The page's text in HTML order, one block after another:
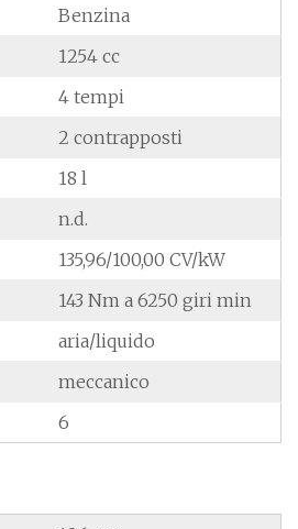
Benzina
1254 cc
4 tempi
2 contrapposti
18 l
n.d.
135,96/100,00 CV/kW
143 Nm a 6250 giri min
aria/liquido
meccanico
6